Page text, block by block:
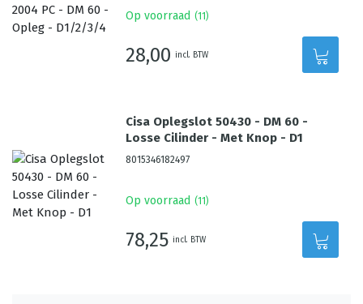
Op voorraad (11 )
28,00 incl. BTW
Cisa Oplegslot 50430 - DM 60 -
Losse Cilinder - Met Knop - D1
8015346182497
Op voorraad (11 )
78,25 incl. BTW